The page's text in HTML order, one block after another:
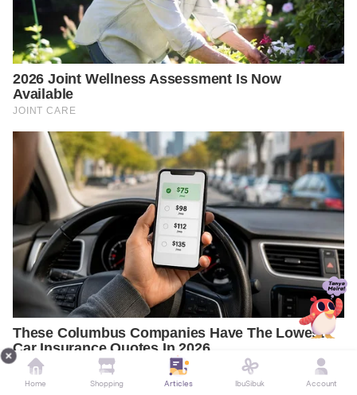
Home Shopping Articles IbuSibuk Account